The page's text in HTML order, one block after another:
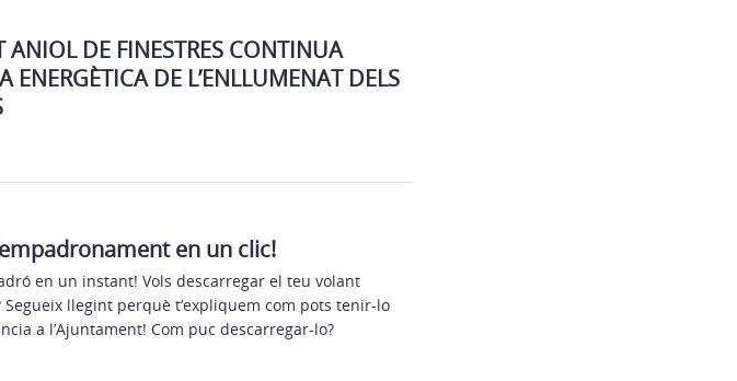
ANIOL DE FINESTRES CONTINUA
ENERGÈTICA DE L’ENLLUMENAT DELS
en un clic!
en un instant! Vols descarregar el teu volant
llegint perquè t’expliquem com pots tenir-lo
a l’Ajuntament! Com puc descarregar-lo?